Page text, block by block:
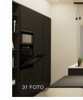
31 FOTO